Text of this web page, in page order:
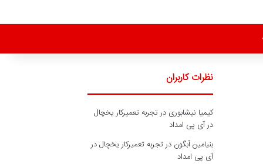
نظرات کاربران
کیمیا نیشابوری درتجربه تعمیرکار یخچال
در آی پی امداد
بنیامین آبگون درتجربه تعمیرکار یخچال در
آی پی امداد